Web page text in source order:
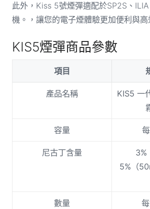
此外，Kiss 5號煙彈適配於SP2S、
機。，讓您的電子煙體驗更加便利與高
KIS5煙彈商品參數
項目
產品名稱
KIS5 一
容量
尼古丁含量
3%
5%（
數量